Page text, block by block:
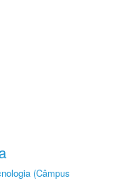
(Câmpus